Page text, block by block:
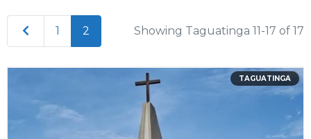
Newer posts
1 2 Showing Taguatinga 11-17 of 17
TAGUATINGA